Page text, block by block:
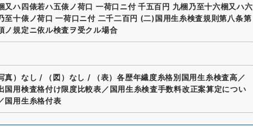
又ハ四俵若ハ五俵ノ荷口 一荷口ニ付 千五百円 九梱乃至十六梱又ハ六
至十俵ノ荷口 一荷口ニ付 二千二百円 (二)国用生糸検査規則第八条第
ノ規定ニ依ル検査ヲ受クル場合
真）なし / （図）なし /
（表）各歴年繊度糸格別国用生糸検査高／
国用検査格付け限度比較表／国用生糸検査手数料改正案算定につい
国用生糸格付表